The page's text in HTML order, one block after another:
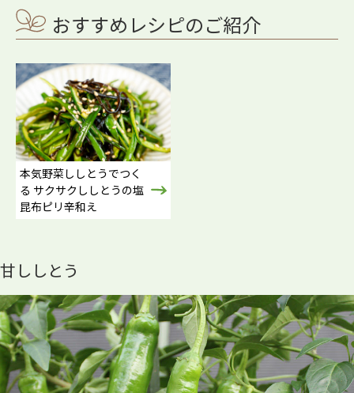
おすすめレシピのご紹介
本気野菜ししとうでつく
る サクサクししとうの塩
昆布ピリ辛和え
甘ししとう